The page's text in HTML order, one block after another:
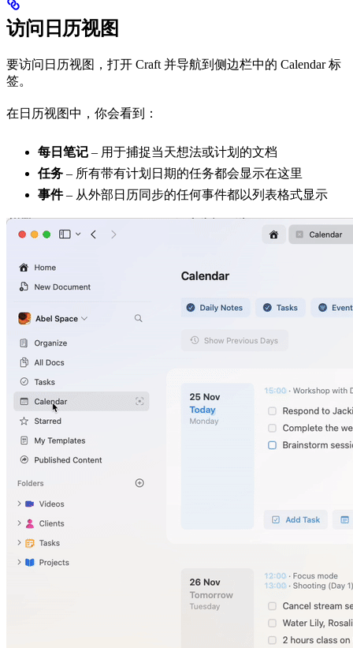
访问日历视图
要访问日历视图，打开 Craft 并导航到侧边栏中的 Calendar 标
签。
在日历视图中，你会看到：
每日笔记 – 用于捕捉当天想法或计划的文档
任务 – 所有带有计划日期的任务都会显示在这里
事件– 从外部日历同步的任何事件都以列表格式显示